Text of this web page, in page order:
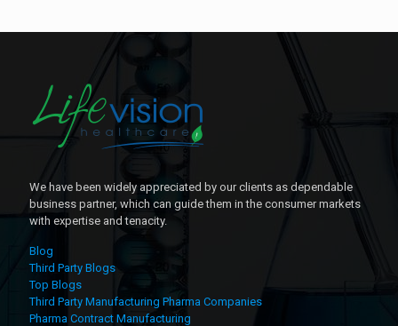
We have been widely appreciated by our clients as dependable
business partner, which can guide them in the consumer markets
with expertise and tenacity.
Blog
Third Party Blogs
Top Blogs
Third Party Manufacturing Pharma Companies
Pharma Contract Manufacturing